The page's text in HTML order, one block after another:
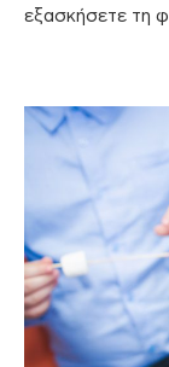
εξασκήσετε τη